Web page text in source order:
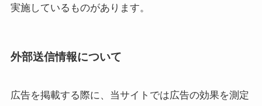
実施しているものがあります。
外部送信情報について
広告を掲載する際に、当サイトでは広告の効果を測定